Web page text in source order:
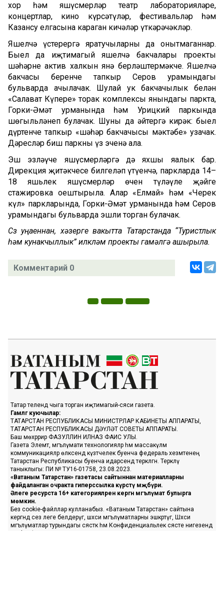
хор һәм яшүсмерләр театр лабораторияләре,
концертлар, кино күрсәтүләр, фестивальләр һәм
Казансу елгасына караган кичәләр үткәрәчәкләр.
Яшелчә үстерергә яратучыларны да онытмаганнар.
Быел да иҗтимагый яшелчә бакчалары проекты
шәһәрнең актив халкын янә берләштермәкче. Яшелчә
бакчасы беренче тапкыр Серов урамындагы
бульварда ачылачак. Шулай ук бакчачылык белән
«Салават Күпере» торак комплексы янындагы паркта,
Горки-Әмәт урманында һәм Урицкий паркында
шөгыльләнеп булачак. Шуны да әйтергә кирәк: быел
дүртенче тапкыр «шәһәр бакчачысы мәктәбе» узачак.
Дәресләр биш паркны үз эченә ала.
Эш эзләүче яшүсмерләргә дә яхшы яңалык бар.
Дирекция җитәкчесе билгеләп үтүенчә, паркларда 14–
18 яшьлек яшүсмерләр өчен түләүле җәйге
стажировка оештырыла. Алар «Елмай» һәм «Черек
күл» паркларында, Горки-Әмәт урманында һәм Серов
урамындагы бульварда эшли торган булачак.
Сүз уңаеннан, хәзерге вакытта Татарстанда “Туристлык
һәм кунакчыллык” илкүләм проекты гамәлгә ашырыла.
Комментарий 0
Татар телендә чыга торган иҗтимагый-сәяси газета.
Гамәлгә куючылар:
ТАТАРСТАН РЕСПУБЛИКАСЫ МИНИСТРЛАР КАБИНЕТЫ АППАРАТЫ,
ТАТАРСТАН РЕСПУБЛИКАСЫ ДӘҮЛӘТ СОВЕТЫ АППАРАТЫ.
Баш мөхәррир ФАЗУЛЛИН ИЛНАЗ ФАИС УЛЫ.
Газета Элемтә, мәгълүмати технологияләр һәм массакүләм
коммуникацияләр өлкәсендә күзәтчелек буенча федераль хезмәтенең
Татарстан Республикасы буенча идарәсендә теркәлгән. Теркәлү
таныклыгы: ПИ № ТУ16-01758, 23.08.2023.
«Ватаным Татарстан» газетасы сайтыннан материалларны
файдаланган очракта гиперссылка күрсәтү мәҗбүри.
Әлеге ресурста 16+ категорияләренә кергән мәгълүмат булырга
мөмкин.
Без cookie-файллар кулланабыз. «Ватаным Татарстан» сайтына
кергәндә сез әлеге белдерүгә, шәхси мәгълүматларны эшкәртүгә, Шәхси
мәгълүматлар турындагы сәясәткә һәм Конфиденциальлек сәясәте нигезендә
cookie файлларын куллануга ризалашасыз.